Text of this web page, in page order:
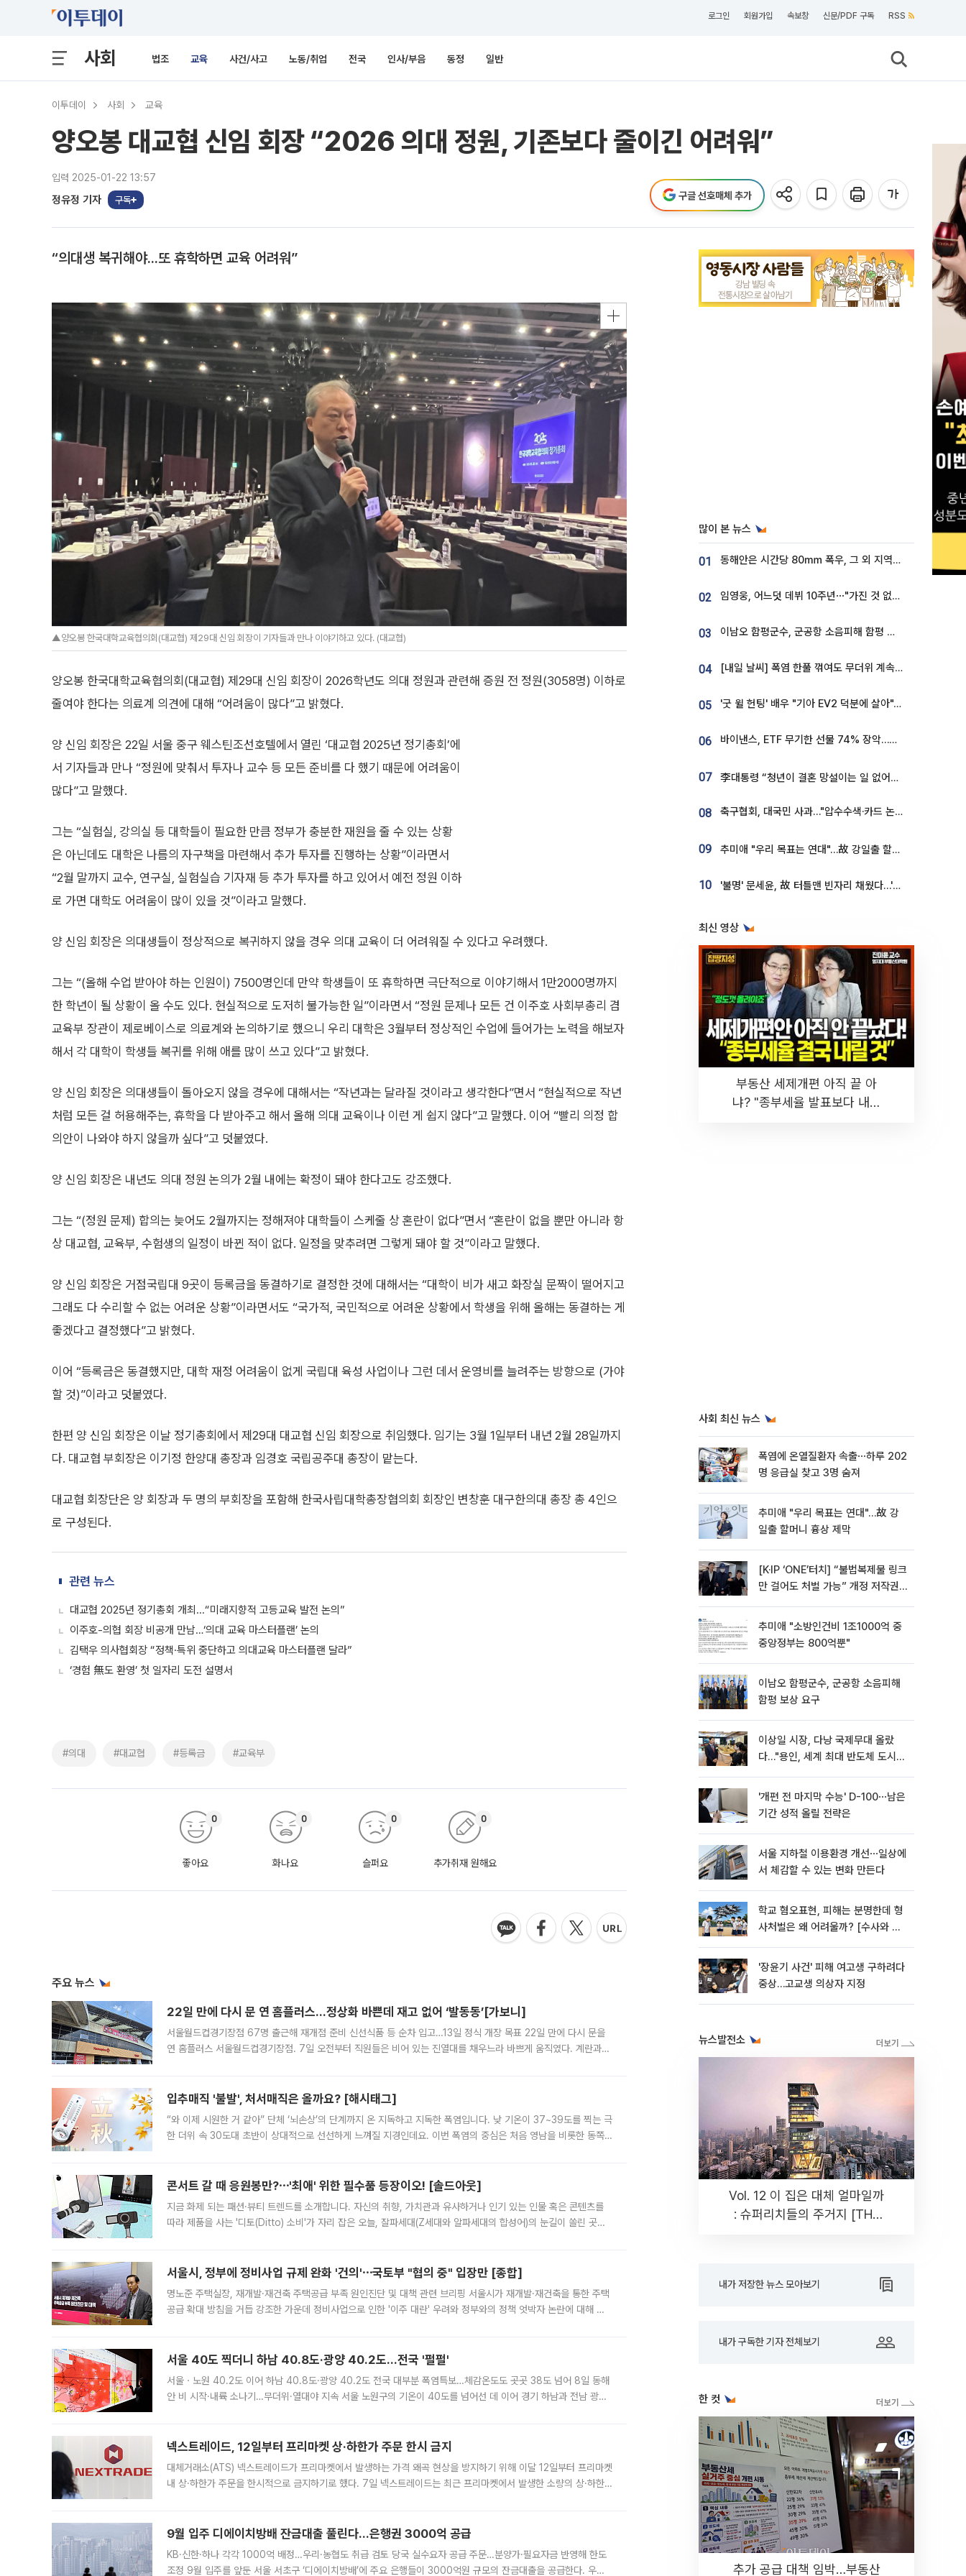
로그인 회원가입 속보창 신문/PDF 구독 RSS
사회 법조 교육 사건/사고 노동/취업 전국 인사/부음 동정 일반
이투데이 사회 교육
양오봉 대교협 신임 회장 “2026 의대 정원, 기존보다 줄이긴 어려워”
입력 2025-01-22 13:57
정유정 기자 구독 구글 선호매체 추가
“의대생 복귀해야...또 휴학하면 교육 어려워”
▲양오봉 한국대학교육협의회(대교협) 제29대 신임 회장이 기자들과 만나 이야기하고 있다. (대교협)
양오봉 한국대학교육협의회(대교협) 제29대 신임 회장이 2026학년도 의대 정원과 관련해 증원 전 정원(3058명) 이하로
줄여야 한다는 의료계 의견에 대해 “어려움이 많다”고 밝혔다.
양 신임 회장은 22일 서울 중구 웨스틴조선호텔에서 열린 ‘대교협 2025년 정기총회’에
서 기자들과 만나 “정원에 맞춰서 투자나 교수 등 모든 준비를 다 했기 때문에 어려움이
많다”고 말했다.
그는 “실험실, 강의실 등 대학들이 필요한 만큼 정부가 충분한 재원을 줄 수 있는 상황
은 아닌데도 대학은 나름의 자구책을 마련해서 추가 투자를 진행하는 상황”이라면서
“2월 말까지 교수, 연구실, 실험실습 기자재 등 추가 투자를 하고 있어서 예전 정원 이하
로 가면 대학도 어려움이 많이 있을 것”이라고 말했다.
양 신임 회장은 의대생들이 정상적으로 복귀하지 않을 경우 의대 교육이 더 어려워질 수 있다고 우려했다.
그는 “(올해 수업 받아야 하는 인원이) 7500명인데 만약 학생들이 또 휴학하면 극단적으로 이야기해서 1만2000명까지
한 학년이 될 상황이 올 수도 있다. 현실적으로 도저히 불가능한 일”이라면서 “정원 문제나 모든 건 이주호 사회부총리 겸
교육부 장관이 제로베이스로 의료계와 논의하기로 했으니 우리 대학은 3월부터 정상적인 수업에 들어가는 노력을 해보자
해서 각 대학이 학생들 복귀를 위해 애를 많이 쓰고 있다”고 밝혔다.
양 신임 회장은 의대생들이 돌아오지 않을 경우에 대해서는 “작년과는 달라질 것이라고 생각한다”면서 “현실적으로 작년
처럼 모든 걸 허용해주는, 휴학을 다 받아주고 해서 올해 의대 교육이나 이런 게 쉽지 않다”고 말했다. 이어 “빨리 의정 합
의안이 나와야 하지 않을까 싶다”고 덧붙였다.
양 신임 회장은 내년도 의대 정원 논의가 2월 내에는 확정이 돼야 한다고도 강조했다.
그는 “(정원 문제) 합의는 늦어도 2월까지는 정해져야 대학들이 스케줄 상 혼란이 없다”면서 “혼란이 없을 뿐만 아니라 항
상 대교협, 교육부, 수험생의 일정이 바뀐 적이 없다. 일정을 맞추려면 그렇게 돼야 할 것”이라고 말했다.
양 신임 회장은 거점국립대 9곳이 등록금을 동결하기로 결정한 것에 대해서는 “대학이 비가 새고 화장실 문짝이 떨어지고
그래도 다 수리할 수 없는 어려운 상황”이라면서도 “국가적, 국민적으로 어려운 상황에서 학생을 위해 올해는 동결하는 게
좋겠다고 결정했다”고 밝혔다.
이어 “등록금은 동결했지만, 대학 재정 어려움이 없게 국립대 육성 사업이나 그런 데서 운영비를 늘려주는 방향으로 (가야
할 것)”이라고 덧붙였다.
한편 양 신임 회장은 이날 정기총회에서 제29대 대교협 신임 회장으로 취임했다. 임기는 3월 1일부터 내년 2월 28일까지
다. 대교협 부회장은 이기정 한양대 총장과 임경호 국립공주대 총장이 맡는다.
대교협 회장단은 양 회장과 두 명의 부회장을 포함해 한국사립대학총장협의회 회장인 변창훈 대구한의대 총장 총 4인으
로 구성된다.
관련 뉴스
대교협 2025년 정기총회 개최...“미래지향적 고등교육 발전 논의”
이주호-의협 회장 비공개 만남…‘의대 교육 마스터플랜’ 논의
김택우 의사협회장 “정책·특위 중단하고 의대교육 마스터플랜 달라”
‘경험 無도 환영’ 첫 일자리 도전 설명서
#의대 #대교협 #등록금 #교육부
좋아요
0
화나요
0
슬퍼요
0
추가취재 원해요
0
주요 뉴스
22일 만에 다시 문 연 홈플러스…정상화 바쁜데 재고 없어 ‘발동동’[가보니]
서울월드컵경기장점 67명 출근해 재개점 준비 신선식품 등 순차 입고…13일 정식 개장 목표 22일 만에 다시 문을
연 홈플러스 서울월드컵경기장점. 7일 오전부터 직원들은 비어 있는 진열대를 채우느라 바쁘게 움직였다. 계란과
입추매직 '불발', 처서매직은 올까요? [해시태그]
“와 이제 시원한 거 같아” 단체 ‘뇌손상’의 단계까지 온 지독하고 지독한 폭염입니다. 낮 기온이 37~39도를 찍는 극
한 더위 속 30도대 초반이 상대적으로 선선하게 느껴질 지경인데요. 이번 폭염의 중심은 처음 영남을 비롯한 동쪽
콘서트 갈 때 응원봉만?⋯'최애' 위한 필수품 등장이오! [솔드아웃]
지금 화제 되는 패션·뷰티 트렌드를 소개합니다. 자신의 취향, 가치관과 유사하거나 인기 있는 인물 혹은 콘텐츠를
따라 제품을 사는 '디토(Ditto) 소비'가 자리 잡은 오늘, 잘파세대(Z세대와 알파세대의 합성어)의 눈길이 쏠린 곳은
서울시, 정부에 정비사업 규제 완화 '건의'⋯국토부 "협의 중" 입장만 [종합]
명노준 주택실장, 재개발·재건축 주택공급 부족 원인진단 및 대책 관련 브리핑 서울시가 재개발·재건축을 통한 주택
공급 확대 방침을 거듭 강조한 가운데 정비사업으로 인한 '이주 대란' 우려와 정부와의 정책 엇박자 논란에 대해 정
서울 40도 찍더니 하남 40.8도·광양 40.2도…전국 '펄펄'
서울ㆍ노원 40.2도 이어 하남 40.8도·광양 40.2도 전국 대부분 폭염특보…체감온도도 곳곳 38도 넘어 8일 동해
안 비 시작·내륙 소나기…무더위·열대야 지속 서울 노원구의 기온이 40도를 넘어선 데 이어 경기 하남과 전남 광양
넥스트레이드, 12일부터 프리마켓 상·하한가 주문 한시 금지
대체거래소(ATS) 넥스트레이드가 프리마켓에서 발생하는 가격 왜곡 현상을 방지하기 위해 이달 12일부터 프리마켓
내 상·하한가 주문을 한시적으로 금지하기로 했다. 7일 넥스트레이드는 최근 프리마켓에서 발생한 소량의 상·하한
9월 입주 디에이치방배 잔금대출 풀린다…은행권 3000억 공급
KB·신한·하나 각각 1000억 배정…우리·농협도 취급 검토 당국 실수요자 공급 주문…분양가·필요자금 반영해 한도
조정 9월 입주를 앞둔 서울 서초구 ‘디에이치방배’에 주요 은행들이 3000억원 규모의 잔금대출을 공급한다. 우리
많이 본 뉴스
01 동해안은 시간당 80㎜ 폭우, 그 외 지역은 폭염…‘극과 극 날씨’
02 임영웅, 어느덧 데뷔 10주년⋯"가진 것 없던 시절, 내 앞엔 20명의 팬뿐"
03 이남오 함평군수, 군공항 소음피해 함평 보상 요구
04 [내일 날씨] 폭염 한풀 꺾여도 무더위 계속⋯동해안 이틀 연속 비
05 '굿 윌 헌팅' 배우 "기아 EV2 덕분에 살아"…교통사고 후 안전성 극찬
06 바이낸스, ETF 무기한 선물 74% 장악…한국 레버리지 ETF 거래 급증 [e가상자산]
07 李대통령 “청년이 결혼 망설이는 일 없어야...제도상 불이익 조사”
08 축구협회, 대국민 사과…"압수수색·카드 논란 사죄, 강도 높은 쇄신"
09 추미애 "우리 목표는 연대"…故 강일출 할머니 흉상 제막
10 '불명' 문세윤, 故 터틀맨 빈자리 채웠다…'거북이' 눈물의 최종 우승
최신 영상
부동산 세제개편 아직 끝 아
냐? "종부세율 발표보다 내릴
사회 최신 뉴스
폭염에 온열질환자 속출⋯하루 202
명 응급실 찾고 3명 숨져
추미애 "우리 목표는 연대"…故 강
일출 할머니 흉상 제막
[K·IP ‘ONE’터치] “불법복제물 링크
만 걸어도 처벌 가능” 개정 저작권
추미애 "소방인건비 1조1000억 중
중앙정부는 800억뿐"
이남오 함평군수, 군공항 소음피해
함평 보상 요구
이상일 시장, 다낭 국제무대 올랐
다…"용인, 세계 최대 반도체 도시
'개편 전 마지막 수능' D-100⋯남은
기간 성적 올릴 전략은
서울 지하철 이용환경 개선⋯일상에
서 체감할 수 있는 변화 만든다
학교 혐오표현, 피해는 분명한데 형
사처벌은 왜 어려울까? [수사와 재
'장윤기 사건' 피해 여고생 구하려다
중상…고교생 의상자 지정
뉴스발전소
Vol. 12 이 집은 대체 얼마일까
: 슈퍼리치들의 주거지 [THE
내가 저장한 뉴스 모아보기
내가 구독한 기자 전체보기
한 컷
추가 공급 대책 임박…부동산